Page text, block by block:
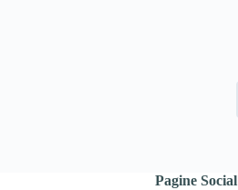
Pagine Social